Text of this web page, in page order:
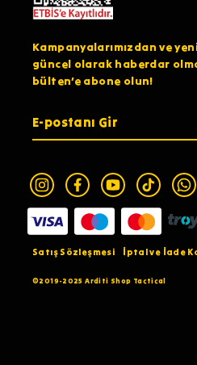
Kampanyalarımızdan ve
güncel olarak haberdar
bülten’e abone olun!
©2019-2025 Arditi Shop Tactical
Satış Sözleşmesi İptal ve İade